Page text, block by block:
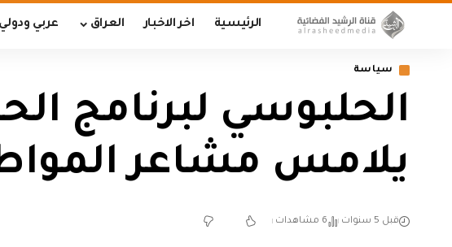
الرئيسية اخر الاخبار العراق عربي ودولي
سياسة
الحلبوسي لبرنامج
يلامس مشاعر
قبل 5 سنوات 6 مشاهدات